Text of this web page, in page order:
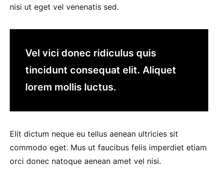
nisi ut eget vel venenatis sed.
Vel vici donec ridiculus quis
tincidunt consequat elit. Aliquet
lorem mollis luctus.
Elit dictum neque eu tellus aenean ultricies sit
commodo eget. Mus ut faucibus felis imperdiet etiam
orci donec natoque aenean amet vel nisi.